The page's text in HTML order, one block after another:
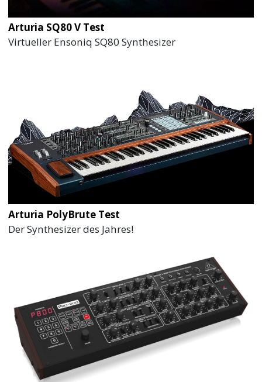
Arturia SQ80 V Test
Virtueller Ensoniq SQ80 Synthesizer
Arturia PolyBrute Test
Der Synthesizer des Jahres!